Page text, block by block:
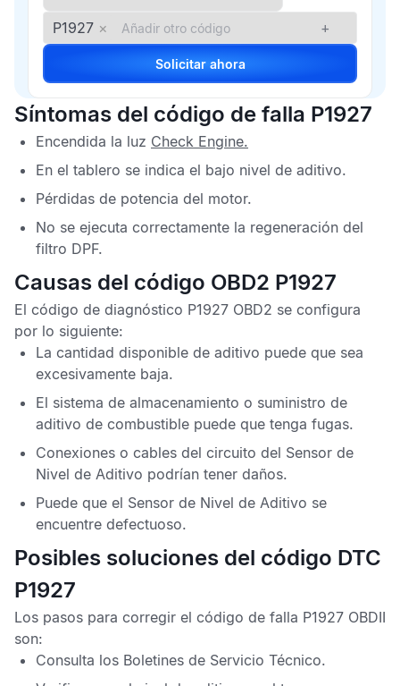
P1927 × +
Solicitar ahora
Síntomas del código de falla P1927
Encendida la luz Check Engine.
En el tablero se indica el bajo nivel de aditivo.
Pérdidas de potencia del motor.
No se ejecuta correctamente la regeneración del
filtro DPF.
Causas del código OBD2 P1927
El código de diagnóstico P1927 OBD2 se configura
por lo siguiente:
La cantidad disponible de aditivo puede que sea
excesivamente baja.
El sistema de almacenamiento o suministro de
aditivo de combustible puede que tenga fugas.
Conexiones o cables del circuito del Sensor de
Nivel de Aditivo podrían tener daños.
Puede que el Sensor de Nivel de Aditivo se
encuentre defectuoso.
Posibles soluciones del código DTC
P1927
Los pasos para corregir el código de falla P1927 OBDII
son:
Consulta los Boletines de Servicio Técnico.